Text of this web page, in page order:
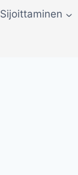
Sijoittaminen